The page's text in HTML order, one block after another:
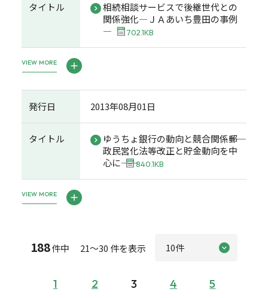
タイトル
相続相談サービスで後継世代との
関係強化―ＪＡあいち豊田の事例
―
702.1KB
VIEW MORE
発行日 2013年08月01日
タイトル
ゆうちょ銀行の動向と競合関係――郵
政民営化法等改正と貯金動向を中
心に――
840.1KB
VIEW MORE
188件中 21～30 件を表示
1 2 3 4 5